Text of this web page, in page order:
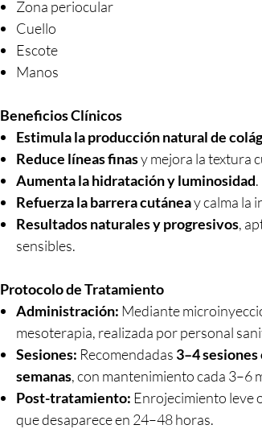
Zona periocular
Cuello
Escote
Manos
Beneficios Clínicos
Estimula la producción natural de
Reduce líneas finasy mejora la textura
Aumenta la hidratación y luminosidad.
Refuerza la barrera cutáneay calma la
Resultados naturales y progresivos,
sensibles.
Protocolo de Tratamiento
Administración: Mediante
mesoterapia, realizada por personal
Sesiones: Recomendadas 3–4
semanas, con mantenimiento cada 3–6
Post-tratamiento: Enrojecimiento leve
que desaparece en 24–48 horas.